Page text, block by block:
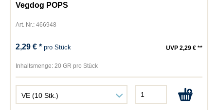
Vegdog POPS
Art. Nr.: 466948
2,29 € *pro Stück UVP 2,29 € **
Inhaltsmenge: 20 GR pro Stück